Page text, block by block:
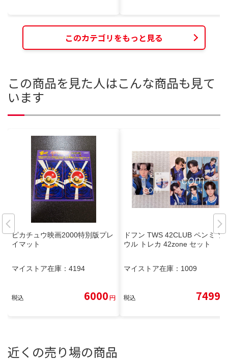
このカテゴリをもっと見る
この商品を見た人はこんな商品も見て
います
ピカチュウ映画2000特別版プレ
イマット
マイストア在庫： 4194
税込 6000円
ドフン TWS 42CLUB ペンミ ソ
ウル トレカ 42zone セット
マイストア在庫： 1009
税込 7499
近くの売り場の商品